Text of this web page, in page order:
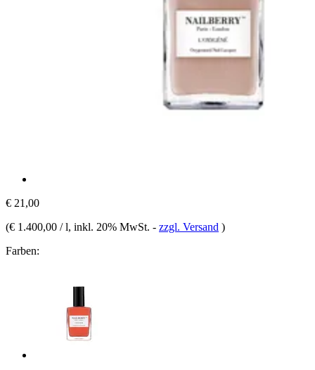
€ 21,00
(€ 1.400,00 / l, inkl. 20% MwSt. - zzgl. Versand )
Farben: